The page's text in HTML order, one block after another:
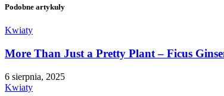
Podobne artykuły
Kwiaty
More Than Just a Pretty Plant – Ficus
6 sierpnia, 2025
Kwiaty